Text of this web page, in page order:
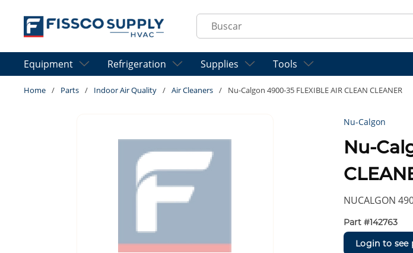
Skip to main content
Site Search
Equipment Refrigeration Supplies Tools
Home / Parts / Indoor Air Quality / Air Cleaners / Nu-Calgon 4900-35 FLEXIBLE AIR CLEAN CLEANER
Nu-Calgon
Nu-
NUCALGON
Part #142763
Login to see